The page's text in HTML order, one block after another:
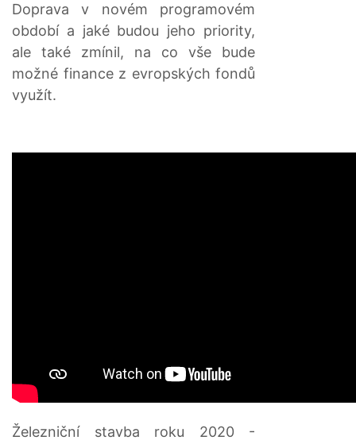
Doprava v novém programovém
období a jaké budou jeho priority,
ale také zmínil, na co vše bude
možné finance z evropských fondů
využít.
Železniční stavba roku 2020 -